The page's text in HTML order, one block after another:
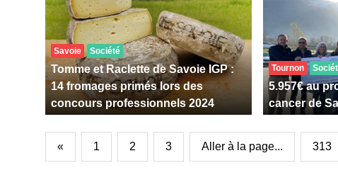
Savoie Société
Tomme et Raclette de Savoie IGP :
14 fromages primés lors des
concours professionnels 2024
Tournon
5.957€ au
cancer de
« 1 2 3 Aller à la page... 313